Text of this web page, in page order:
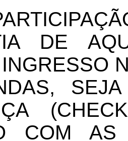
DE
COM